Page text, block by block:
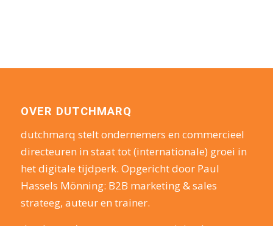
OVER DUTCHMARQ
dutchmarq stelt ondernemers en commercieel
directeuren in staat tot (internationale) groei in
het digitale tijdperk. Opgericht door Paul
Hassels Mönning: B2B marketing & sales
strateeg, auteur en trainer.